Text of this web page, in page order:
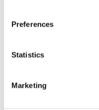
Preferences
Statistics
Marketing